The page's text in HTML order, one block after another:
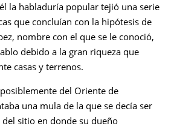
la habladuría popular tejió una serie
que concluían con la hipótesis de
nombre con el que se le conoció,
debido a la gran riqueza que
casas y terrenos.
del Oriente de
una mula de la que se decía ser
sitio en donde su dueño